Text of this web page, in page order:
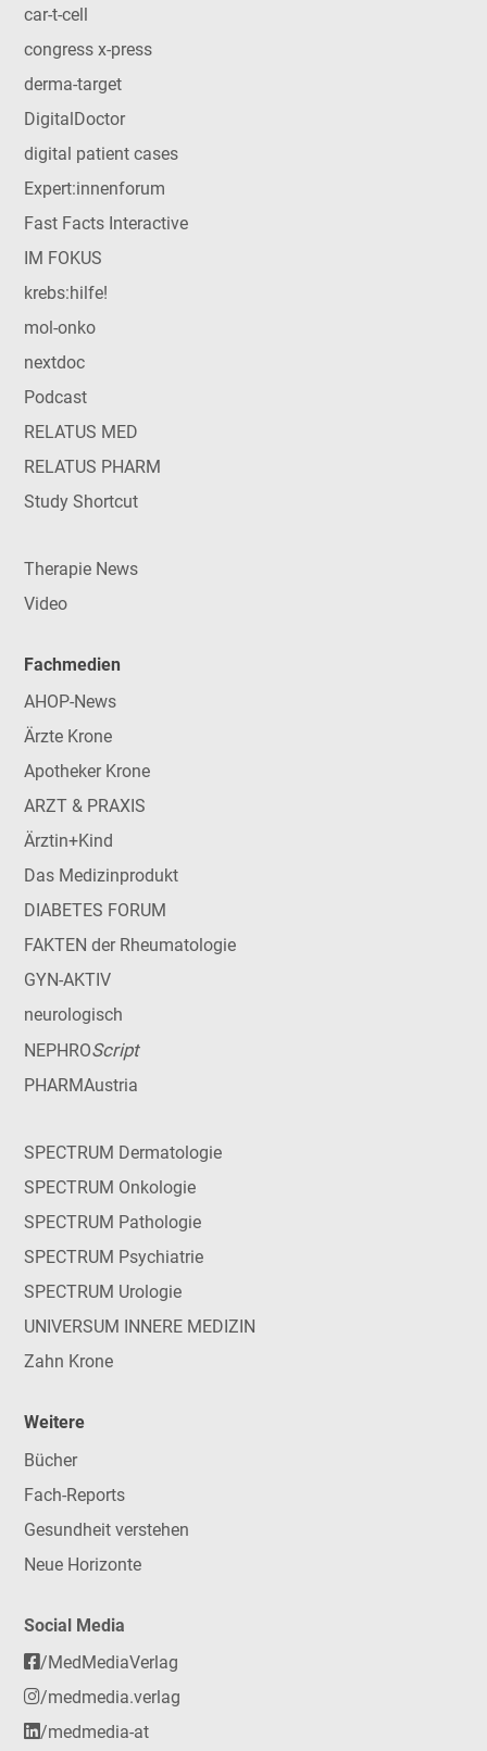
car-t-cell
congress x-press
derma-target
DigitalDoctor
digital patient cases
Expert:innenforum
Fast Facts Interactive
IM FOKUS
krebs:hilfe!
mol-onko
nextdoc
Podcast
RELATUS MED
RELATUS PHARM
Study Shortcut
Therapie News
Video
Fachmedien
AHOP-News
Ärzte Krone
Apotheker Krone
ARZT & PRAXIS
Ärztin+Kind
Das Medizinprodukt
DIABETES FORUM
FAKTEN der Rheumatologie
GYN-AKTIV
neurologisch
NEPHROScript
PHARMAustria
SPECTRUM Dermatologie
SPECTRUM Onkologie
SPECTRUM Pathologie
SPECTRUM Psychiatrie
SPECTRUM Urologie
UNIVERSUM INNERE MEDIZIN
Zahn Krone
Weitere
Bücher
Fach-Reports
Gesundheit verstehen
Neue Horizonte
Social Media
/MedMediaVerlag
/medmedia.verlag
/medmedia-at